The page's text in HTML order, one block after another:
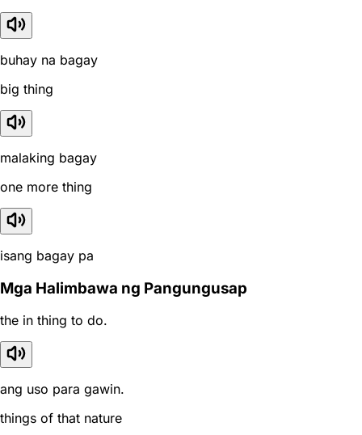
buhay na bagay
big thing
malaking bagay
one more thing
isang bagay pa
Mga Halimbawa ng Pangungusap
the in thing to do.
ang uso para gawin.
things of that nature